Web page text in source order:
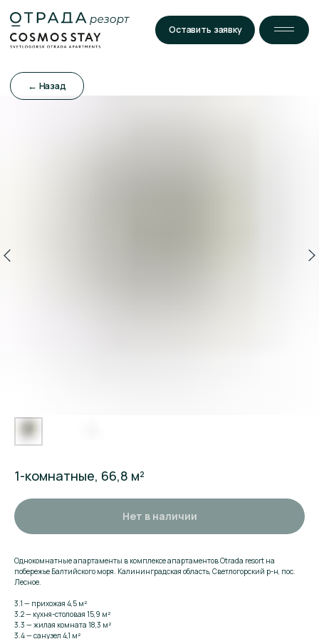
Оставить заявку
1-комнатные, 66,8 м²
Нет в наличии
Однокомнатные апартаменты в комплексе апартаментов Otrada resort на
побережье Балтийского моря. Калининградская область, Светлогорский р-н, пос.
Лесное.
3.1 — прихожая 4,5 м²
3.2 — кухня-столовая 15,9 м²
3.3 — жилая комната 18,3 м²
3.4 — санузел 4,1 м²